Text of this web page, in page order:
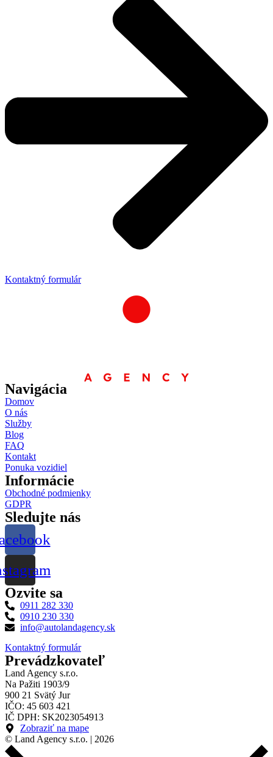
Kontaktný formulár
Navigácia
Domov
O nás
Služby
Blog
FAQ
Kontakt
Ponuka vozidiel
Informácie
Obchodné podmienky
GDPR
Sledujte nás
Ozvite sa
0911 282 330
0910 230 330
info@autolandagency.sk
Kontaktný formulár
Prevádzkovateľ
Land Agency s.r.o.
Na Pažiti 1903/9
900 21 Svätý Jur
IČO: 45 603 421
IČ DPH: SK2023054913
Zobraziť na mape
© Land Agency s.r.o. | 2026